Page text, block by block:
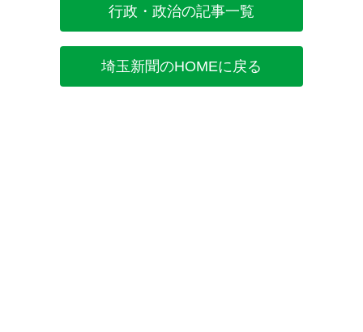
行政・政治の記事一覧
埼玉新聞のHOMEに戻る